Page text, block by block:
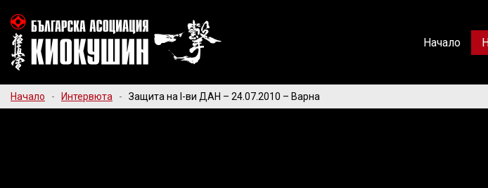
Начало
Начало - Интервюта - Защита на I-ви ДАН – 24.07.2010 – Варна